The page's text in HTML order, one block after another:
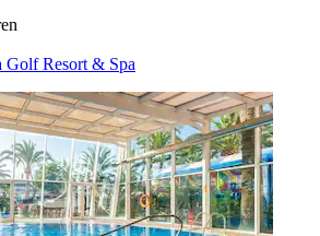
Golf Resort & Spa